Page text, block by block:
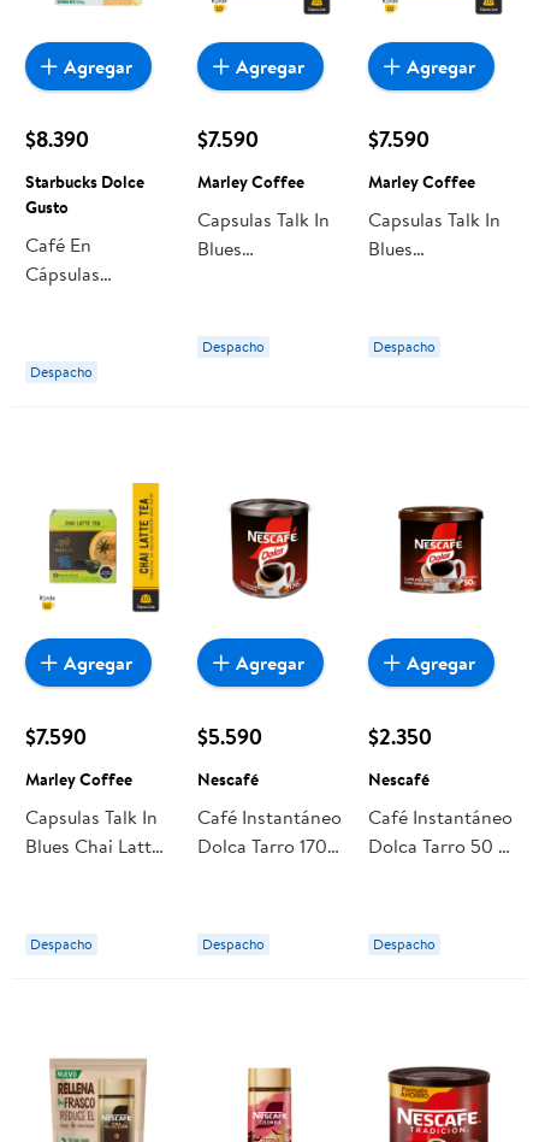
$8.390
Starbucks Dolce
Gusto
Café En
Cápsulas
Tazas 127,8 g
Starbucks Dolce
Despacho
Agregar
$7.590
Marley Coffee
Capsulas Talk In
Blues
Compatible Con
Dolce Gusto 10
Despacho
Agregar
$7.590
Marley Coffee
Capsulas Talk In
Blues
Compatible Con
Dolce Gusto 10
Despacho
Agregar
$7.590
Marley Coffee
Capsulas Talk In
Blues Chai Latte
Un Marley
Coffee
Despacho
Agregar
$5.590
Nescafé
Café Instantáneo
Dolca Tarro 170
Despacho
Agregar
$2.350
Nescafé
Café Instantáneo
Dolca Tarro 50 g
Despacho
Agregar